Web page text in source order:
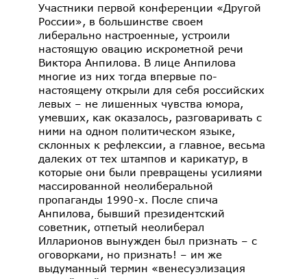
Участники первой конференции «Другой
России», в большинстве своем
либерально настроенные, устроили
настоящую овацию искрометной речи
Виктора Анпилова. В лице Анпилова
многие из них тогда впервые по-
настоящему открыли для себя российских
левых – не лишенных чувства юмора,
умевших, как оказалось, разговаривать с
ними на одном политическом языке,
склонных к рефлексии, а главное, весьма
далеких от тех штампов и карикатур, в
которые они были превращены усилиями
массированной неолиберальной
пропаганды 1990-х. После спича
Анпилова, бывший президентский
советник, отпетый неолиберал
Илларионов вынужден был признать – с
оговорками, но признать! – им же
выдуманный термин «венесуэлизация